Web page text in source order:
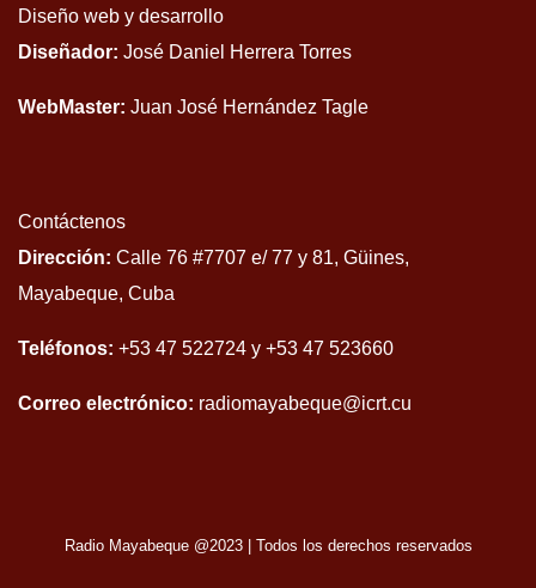
Diseño web y desarrollo
Diseñador: José Daniel Herrera Torres
WebMaster: Juan José Hernández Tagle
Contáctenos
Dirección: Calle 76 #7707 e/ 77 y 81, Güines,
Mayabeque, Cuba
Teléfonos: +53 47 522724 y +53 47 523660
Correo electrónico: radiomayabeque@icrt.cu
Radio Mayabeque @2023 Todos los derechos reservados